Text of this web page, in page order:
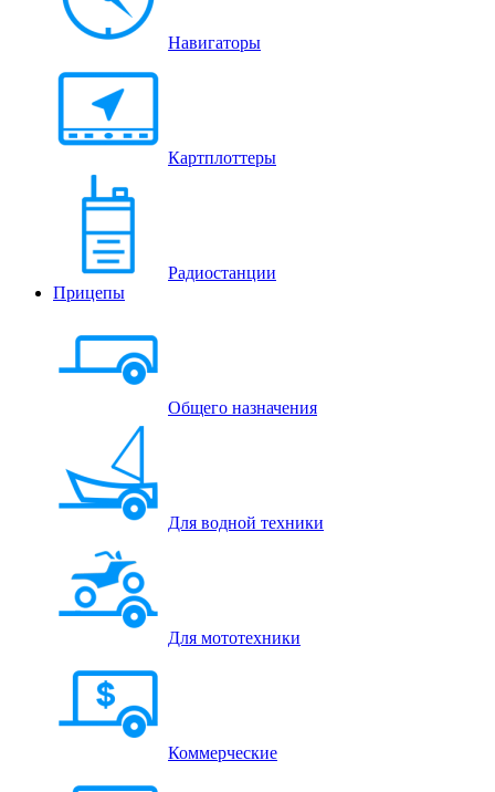
Навигаторы
Картплоттеры
Радиостанции
Прицепы
Общего назначения
Для водной техники
Для мототехники
Коммерческие